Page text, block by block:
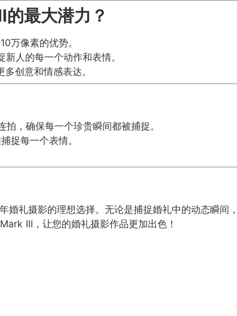
最大潜力？
万像素的优势。
人的每一个动作和表情。
创意和情感表达。
，确保每一个珍贵瞬间都被捕捉。
捉每一个表情。
礼摄影的理想选择。无论是捕捉婚礼中的动态瞬间
III，让您的婚礼摄影作品更加出色！